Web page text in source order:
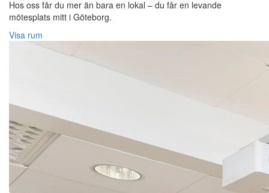
Hos oss får du mer än bara en lokal – du får en levande
mötesplats mitt i Göteborg.
Visa rum